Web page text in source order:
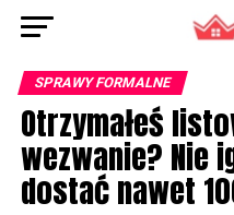
SPRAWY FORMALNE
Otrzymałeś
wezwanie? Nie
dostać nawet